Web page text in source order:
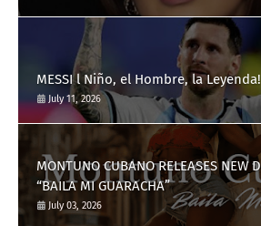
MESSI l Niño, el Hombre, la
July 11, 2026
MONTUNO CUBANO RELEASES NEW
“BAILA MI GUARACHA”
July 03, 2026